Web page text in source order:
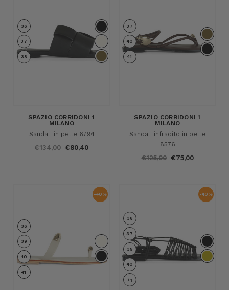
36
37
38
SPAZIO CORRIDONI 1
MILANO
Sandali in pelle 6794
€134,00 €80,40
37
40
41
SPAZIO CORRIDONI 1
MILANO
Sandali infradito in pelle
8576
€125,00 €75,00
-40%
36
39
40
41
-40%
36
37
39
40
+1